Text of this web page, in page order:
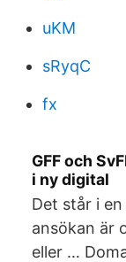
uKM
sRyqC
fx
GFF och
i ny digital
Det står i
ansökan är
eller …